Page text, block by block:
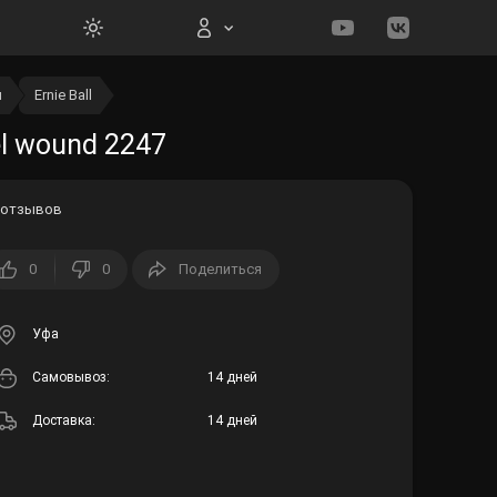
Ernie Ball
wound 2247
0 0 Поделиться
Уфа
Cамовывоз: 14 дней
Доставка: 14 дней